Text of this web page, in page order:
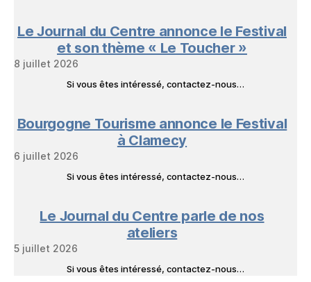
Le Journal du Centre annonce le Festival
et son thème « Le Toucher »
8 juillet 2026
Si vous êtes intéressé, contactez-nous…
Bourgogne Tourisme annonce le Festival
à Clamecy
6 juillet 2026
Si vous êtes intéressé, contactez-nous…
Le Journal du Centre parle de nos
ateliers
5 juillet 2026
Si vous êtes intéressé, contactez-nous…